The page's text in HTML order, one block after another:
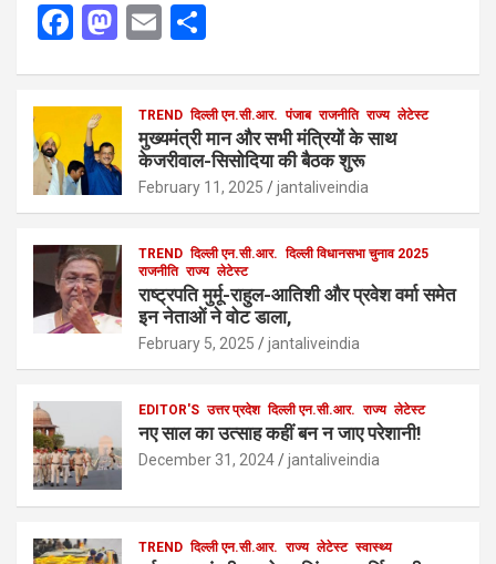
F
b
o
o
k
M
d
o
n
E
e
TREND दिल्ली एन.सी.आर. पंजाब राजनीति राज्य लेटेस्ट
मुख्यमंत्री मान और सभी मंत्रियों के साथ
केजरीवाल-सिसोदिया की बैठक शुरू
February 11, 2025 jantaliveindia
TREND दिल्ली एन.सी.आर. दिल्ली विधानसभा चुनाव 2025
राजनीति राज्य लेटेस्ट
राष्ट्रपति मुर्मू-राहुल-आतिशी और प्रवेश वर्मा समेत
इन नेताओं ने वोट डाला,
February 5, 2025 jantaliveindia
EDITOR'S उत्तर प्रदेश दिल्ली एन.सी.आर. राज्य लेटेस्ट
नए साल का उत्साह कहीं बन न जाए परेशानी!
December 31, 2024 jantaliveindia
TREND दिल्ली एन.सी.आर. राज्य लेटेस्ट स्वास्थ्य